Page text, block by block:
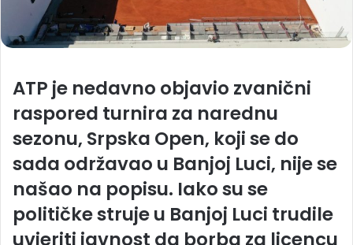
ATP je nedavno objavio zvanični
raspored turnira za narednu
sezonu, Srpska Open, koji se do
sada održavao u Banjoj Luci, nije se
našao na popisu. Iako su se
političke struje u Banjoj Luci trudile
uvjeriti javnost da borba za licencu